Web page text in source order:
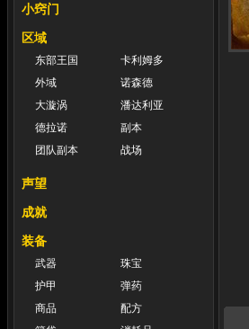
小窍门
区域
东部王国
卡利姆多
外域
诺森德
大漩涡
潘达利亚
德拉诺
副本
团队副本
战场
声望
成就
装备
武器
珠宝
护甲
弹药
商品
配方